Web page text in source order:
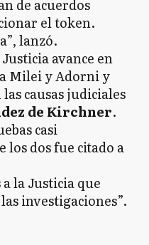
de acuerdos
el token.
lanzó.
avance en
Milei y Adorni y
causas judiciales
de Kirchner.
casi
dos fue citado a
la Justicia que
investigaciones”.